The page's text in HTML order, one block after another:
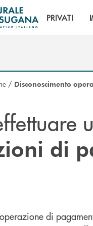
PRIVATI
/ Disconoscimento
di
di